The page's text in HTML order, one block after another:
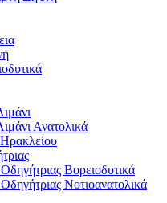
Ανατολικά
Βορειοδυτικά
Νοτιοανατολικά